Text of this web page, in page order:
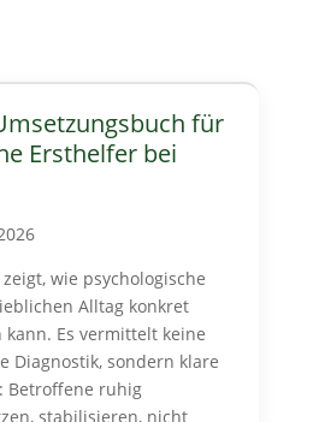
für
Ersthelfer bei
wie psychologische
Alltag konkret
Es vermittelt keine
Diagnostik, sondern klare
Betroffene ruhig
stabilisieren, nicht